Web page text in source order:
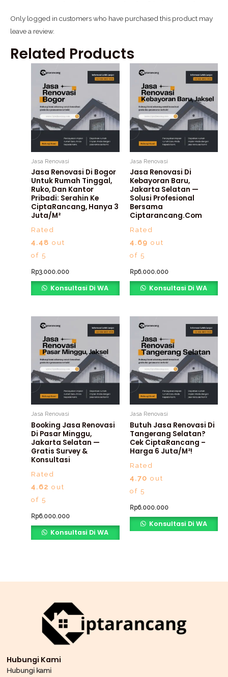
Only logged in customers who have purchased this product may
leave a review.
Related Products
Jasa Renovasi
Jasa Renovasi Di Bogor
Untuk Rumah Tinggal,
Ruko, Dan Kantor
Pribadi: Serahin Ke
CiptaRancang, Hanya 3
Juta/m²
Rated
4.48 out
of 5
Rp3.000.000
Konsultasi Di WA
Jasa Renovasi
Jasa Renovasi Di
Kebayoran Baru,
Jakarta Selatan —
Solusi Profesional
Bersama
Ciptarancang.com
Rated
4.69 out
of 5
Rp6.000.000
Konsultasi Di WA
Jasa Renovasi
Booking Jasa Renovasi
Di Pasar Minggu,
Jakarta Selatan —
Gratis Survey &
Konsultasi
Rated
4.62 out
of 5
Rp6.000.000
Konsultasi Di WA
Jasa Renovasi
Butuh Jasa Renovasi Di
Tangerang Selatan?
Cek CiptaRancang –
Harga 6 Juta/m²!
Rated
4.70 out
of 5
Rp6.000.000
Konsultasi Di WA
Hubungi Kami
Hubungi kami